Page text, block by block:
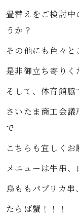
畳替えをご検討中
うか？
その他にも色々
是非御立ち寄りく
そして、体育館
さいたま商工会
で
こちらも宜しくお
メニューは牛串
鳥ももパプリカ串
たらば蟹！！！